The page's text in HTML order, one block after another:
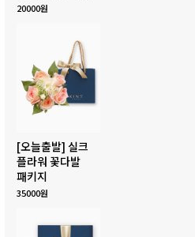
20000원
[오늘출발] 실크
플라워 꽃다발
패키지
35000원